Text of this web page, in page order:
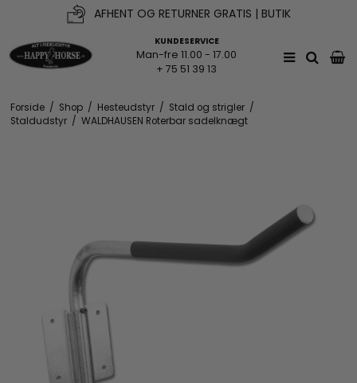
AFHENT OG RETURNER GRATIS | BUTIK
KUNDESERVICE
Man-fre 11.00 - 17.00
+ 75 51 39 13
Forside / Shop / Hesteudstyr / Stald og strigler /
Staldudstyr / WALDHAUSEN Roterbar sadelknægt